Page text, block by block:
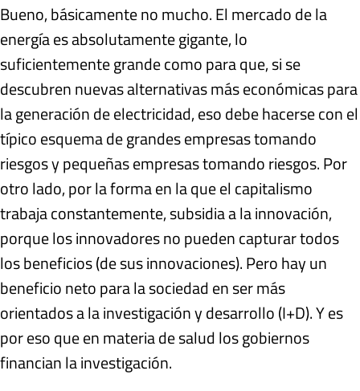
Bueno, básicamente no mucho. El mercado de la
energía es absolutamente gigante, lo
suficientemente grande como para que, si se
descubren nuevas alternativas más económicas para
la generación de electricidad, eso debe hacerse con el
típico esquema de grandes empresas tomando
riesgos y pequeñas empresas tomando riesgos. Por
otro lado, por la forma en la que el capitalismo
trabaja constantemente, subsidia a la innovación,
porque los innovadores no pueden capturar todos
los beneficios (de sus innovaciones). Pero hay un
beneficio neto para la sociedad en ser más
orientados a la investigación y desarrollo (I+D). Y es
por eso que en materia de salud los gobiernos
financian la investigación.